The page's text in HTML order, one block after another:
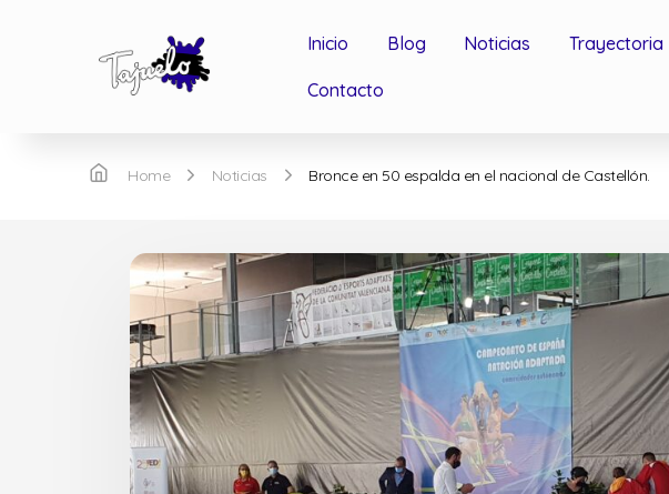
Inicio Blog Noticias Trayectoria
Contacto
Home Noticias Bronce en 50 espalda en el nacional de Castellón.